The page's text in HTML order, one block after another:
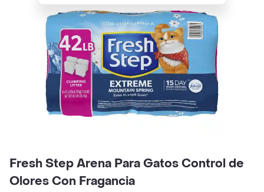
Fresh Step Arena Para Gatos Control de
Olores Con Fragancia